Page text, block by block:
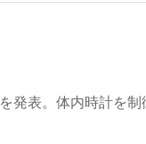
発表。体内時計を制